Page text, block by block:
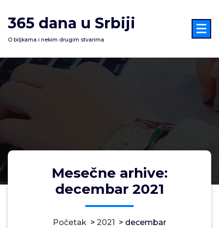
na
sadržaj
365 dana u Srbiji
O biljkama i nekim drugim stvarima
Mesečne arhive:
decembar 2021
Početak > 2021 > decembar